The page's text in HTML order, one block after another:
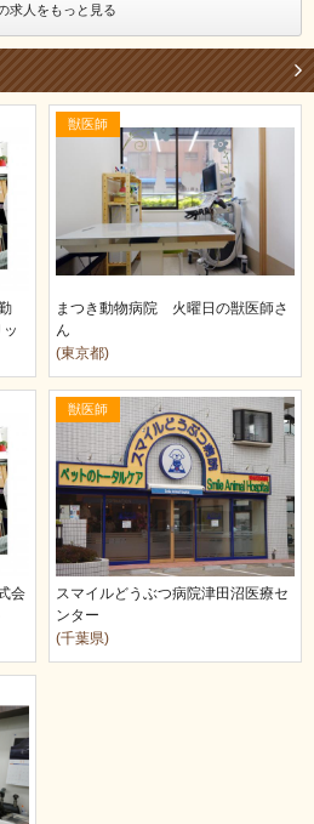
求人をもっと見る
獣医師
まつき動物病院 火曜日の獣医師さ
ん
(東京都)
会
獣医師
スマイルどうぶつ病院津田沼医療セ
ンター
(千葉県)